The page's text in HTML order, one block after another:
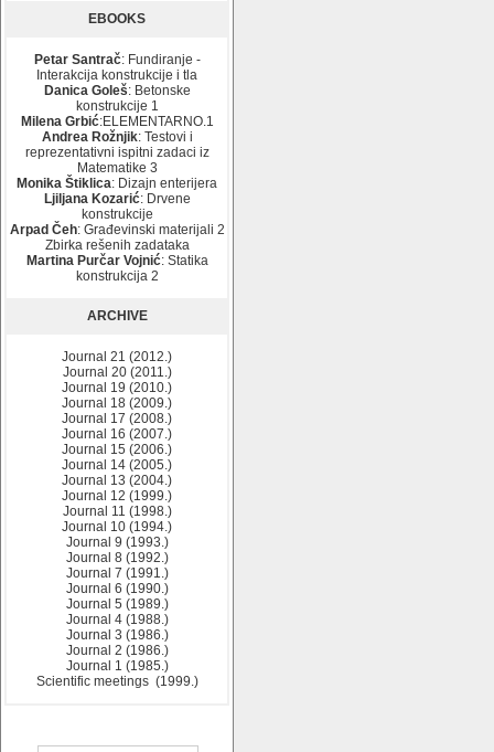
EBOOKS
Petar Santrač: Fundiranje -
Interakcija konstrukcije i tla
Danica Goleš: Betonske
konstrukcije 1
Milena Grbić:ELEMENTARNO.1
Andrea Rožnjik: Testovi i
reprezentativni ispitni zadaci iz
Matematike 3
Monika Štiklica: Dizajn enterijera
Ljiljana Kozarić: Drvene
konstrukcije
Arpad Čeh: Građevinski materijali 2
Zbirka rešenih zadataka
Martina Purčar Vojnić: Statika
konstrukcija 2
ARCHIVE
Journal 21 (2012.)
Journal 20 (2011.)
Journal 19 (2010.)
Journal 18 (2009.)
Journal 17 (2008.)
Journal 16 (2007.)
Journal 15 (2006.)
Journal 14 (2005.)
Journal 13 (2004.)
Journal 12 (1999.)
Journal 11 (1998.)
Journal 10 (1994.)
Journal 9 (1993.)
Journal 8 (1992.)
Journal 7 (1991.)
Journal 6 (1990.)
Journal 5 (1989.)
Journal 4 (1988.)
Journal 3 (1986.)
Journal 2 (1986.)
Journal 1 (1985.)
Scientific meetings (1999.)